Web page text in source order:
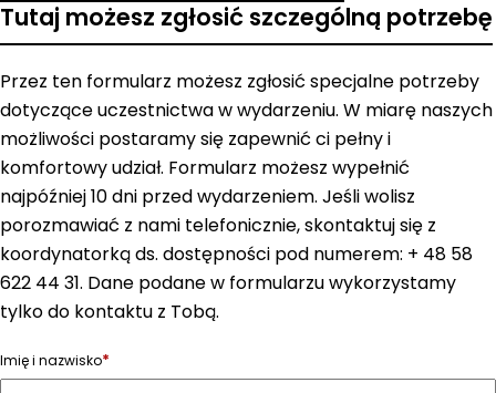
Tutaj możesz zgłosić szczególną potrzebę
Przez ten formularz możesz zgłosić specjalne potrzeby
dotyczące uczestnictwa w wydarzeniu. W miarę naszych
możliwości postaramy się zapewnić ci pełny i
komfortowy udział. Formularz możesz wypełnić
najpóźniej 10 dni przed wydarzeniem. Jeśli wolisz
porozmawiać z nami telefonicznie, skontaktuj się z
koordynatorką ds. dostępności pod numerem: + 48 58
622 44 31. Dane podane w formularzu wykorzystamy
tylko do kontaktu z Tobą.
Imię i nazwisko*